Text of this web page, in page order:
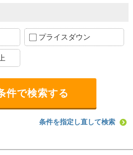
プライスダウン
条件を指定し直して検索